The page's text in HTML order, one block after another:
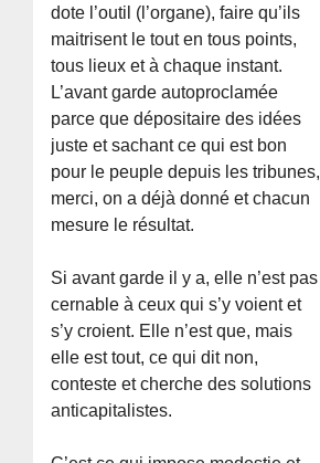
dote l’outil (l’organe), faire qu’ils
maitrisent le tout en tous points,
tous lieux et à chaque instant.
L’avant garde autoproclamée
parce que dépositaire des idées
juste et sachant ce qui est bon
pour le peuple depuis les tribunes,
merci, on a déjà donné et chacun
mesure le résultat.
Si avant garde il y a, elle n’est pas
cernable à ceux qui s’y voient et
s’y croient. Elle n’est que, mais
elle est tout, ce qui dit non,
conteste et cherche des solutions
anticapitalistes.